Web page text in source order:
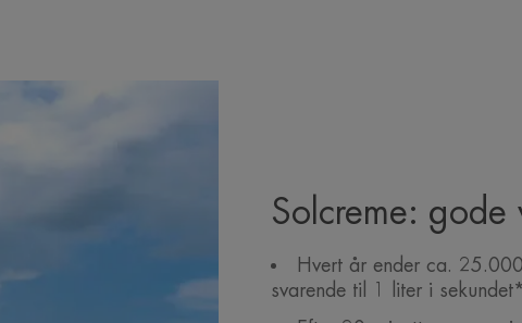
Solcreme: gode
Hvert år ender ca.
svarende til 1 liter i